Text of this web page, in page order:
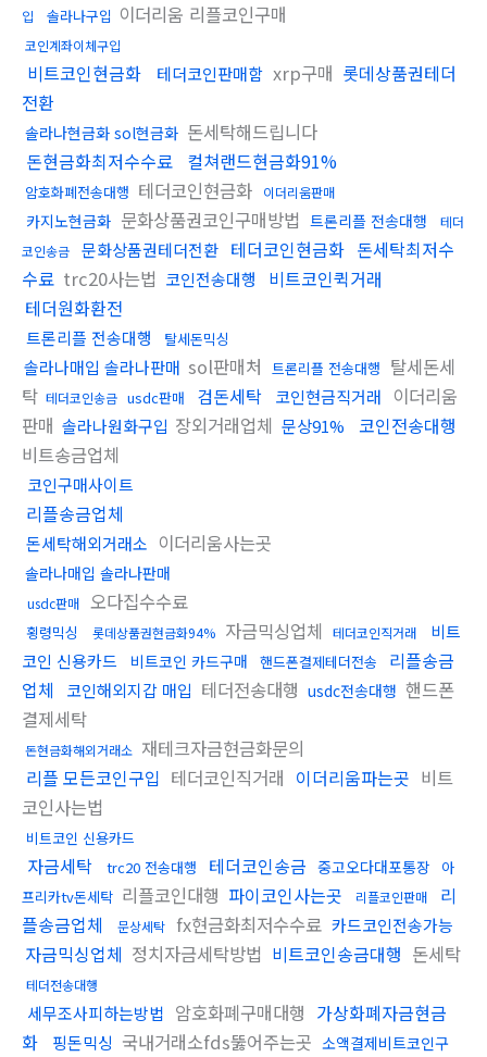
입
솔라나구입 이더리움 리플코인구매
코인계좌이체구입
비트코인현금화 테더코인판매함 xrp구매 롯데상품권테더
전환
솔라나현금화 sol현금화 돈세탁해드립니다
돈현금화최저수수료 컬쳐랜드현금화91%
암호화폐전송대행 테더코인현금화 이더리움판매
카지노현금화 문화상품권코인구매방법 트론리플 전송대행
테더
코인송금
문화상품권테더전환 테더코인현금화 돈세탁최저수
수료 trc20사는법 코인전송대행
비트코인퀵거래
테더원화환전
트론리플 전송대행 탈세돈믹싱
솔라나매입 솔라나판매 sol판매처 트론리플 전송대행 탈세돈세
탁 테더코인송금 usdc판매 검돈세탁 코인현금직거래
이더리움
판매 솔라나원화구입 장외거래업체 문상91%
코인전송대행
비트송금업체
코인구매사이트
리플송금업체
돈세탁해외거래소 이더리움사는곳
솔라나매입 솔라나판매
usdc판매 오다집수수료
횡령믹싱 롯데상품권현금화94% 자금믹싱업체 테더코인직거래
비트
코인 신용카드
비트코인 카드구매 핸드폰결제테더전송
리플송금
업체
코인해외지갑 매입 테더전송대행 usdc전송대행 핸드폰
결제세탁
돈현금화해외거래소 재테크자금현금화문의
리플 모든코인구입 테더코인직거래 이더리움파는곳 비트
코인사는법
비트코인 신용카드
자금세탁 trc20 전송대행 테더코인송금 중고오다대포통장
아
프리카tv돈세탁 리플코인대행 파이코인사는곳 리플코인판매
리
플송금업체
문상세탁 fx현금화최저수수료 카드코인전송가능
자금믹싱업체 정치자금세탁방법 비트코인송금대행 돈세탁
테더전송대행
세무조사피하는방법 암호화폐구매대행 가상화폐자금현금
화
핑돈믹싱 국내거래소fds뚫어주는곳 소액결제비트코인구